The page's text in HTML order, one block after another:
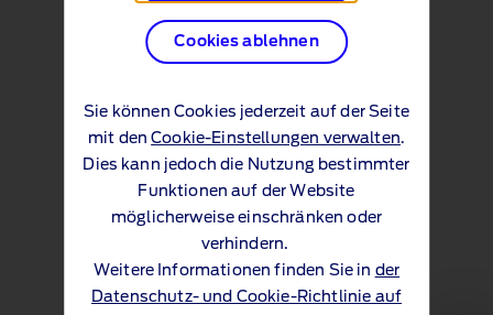
Cookies ablehnen
Sie können Cookies jederzeit auf der Seite
mit denCookie-Einstellungen verwalten.
Dies kann jedoch die Nutzung bestimmter
Funktionen auf der Website
möglicherweise einschränken oder
verhindern.
Weitere Informationen finden Sie in der
Datenschutz- und Cookie-Richtlinie auf